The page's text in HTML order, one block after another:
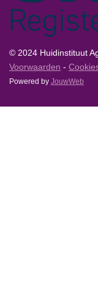
© 2024 Huidinstituut
Voorwaarden -
Powered by JouwWeb